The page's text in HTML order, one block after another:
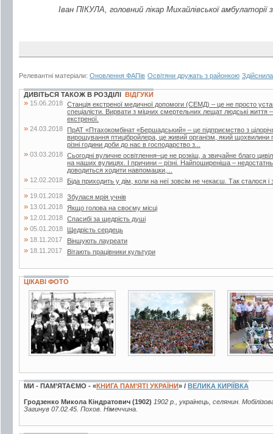
Іван ПІКУЛА, головний лікар Михайлівської амбулаторії
Релевантні матеріали: Оновлення ФАПів Освітяни дружать з районкою
ДИВІТЬСЯ ТАКОЖ В РОЗДІЛІ ВІДГУКИ
» 15.06.2018 Станція екстреної медичної допомоги (СЕМД) – це не просто
спеціалісти. Вирвати з міцних смертельних лещат людські життя
екстреної.
» 24.03.2018
ПрАТ «Птахокомбінат «Бершадський» – це підприємство з
вирощування птицібройлера, це живий організм, який щохвилини
різні години доби до нас в господарство з...
» 03.03.2018 Сьогодні вуличне освітлення–це не розкіш, а звичайне благо
на наших вулицях. І причини – різні. Найпоширеніша –
доводиться ходити навпомацки,...
» 12.02.2018 Біда приходить у дім, коли на неї зовсім не чекаєш. Так сталося
» 19.01.2018 Збулася мрія учнів
» 13.01.2018 Якщо голова на своєму місці
» 12.01.2018 Спасибі за щедрість душі
» 05.01.2018 Щедрість сердець
» 18.11.2017 Віншують лауреати
» 18.11.2017 Вітають працівники культури
ЦІКАВІ ФОТО
3 фото 28 фото 4 фото
МИ - ПАМ’ЯТАЄМО - «КНИГА ПАМ’ЯТІ УКРАЇНИ» / ВЕЛИКА КИРІЇВКА
Гродзенко Микола Кіндратович (1902) 1902 р., українець, селянин.
Загинув 07.02.45. Похов. Німеччина.